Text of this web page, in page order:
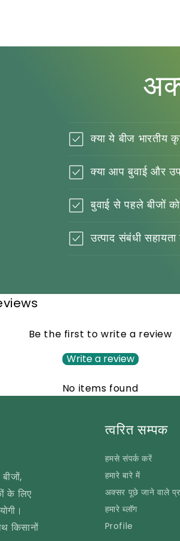
क्या ये बीज भारतीय
क्या आप बुवाई और
बुवाई से पहले बीजों
उत्पाद संबंधी
Be the first to write a review
Write a review
No items found
के लिए
किसानों
त्वरित सम्पक
हमसे संपर्क करें
हमारे बारे में
अक्सर पूछे जाने वाले
हमारे ब्लॉग
Profile